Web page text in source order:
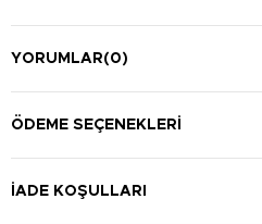
YORUMLAR(0)
ÖDEME SEÇENEKLERI
İADE KOŞULLARI